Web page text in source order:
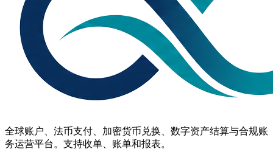
全球账户、法币支付、加密货币兑换、数字资产结算与合规账
务运营平台。支持收单、账单和报表。